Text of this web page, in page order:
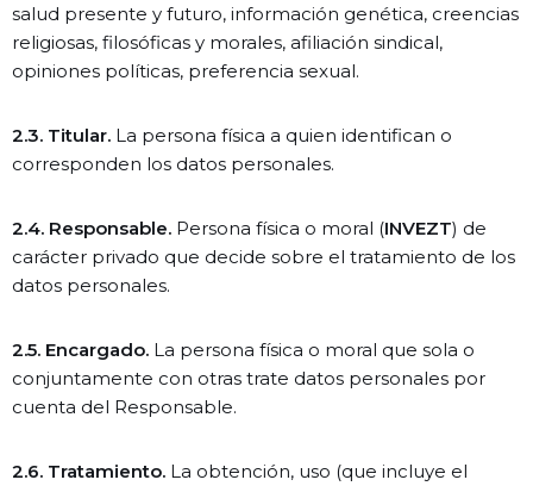
salud presente y futuro, información genética, creencias
religiosas, filosóficas y morales, afiliación sindical,
opiniones políticas, preferencia sexual.
2.3. Titular. La persona física a quien identifican o
corresponden los datos personales.
2.4. Responsable. Persona física o moral (INVEZT) de
carácter privado que decide sobre el tratamiento de los
datos personales.
2.5. Encargado. La persona física o moral que sola o
conjuntamente con otras trate datos personales por
cuenta del Responsable.
2.6. Tratamiento. La obtención, uso (que incluye el